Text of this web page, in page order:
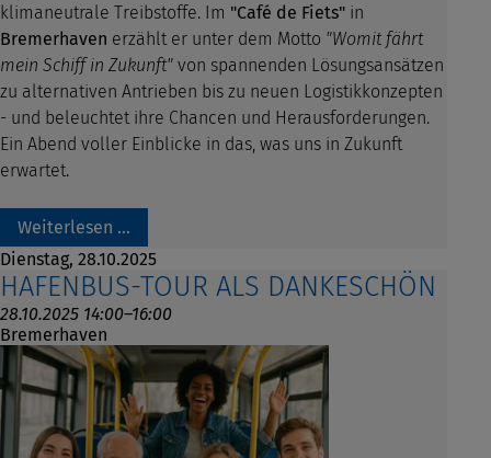
klimaneutrale Treibstoffe. Im "Café de Fiets" in
Bremerhaven erzählt er unter dem Motto "Womit fährt
mein Schiff in Zukunft" von spannenden Lösungsansätzen
zu alternativen Antrieben bis zu neuen Logistikkonzepten
- und beleuchtet ihre Chancen und Herausforderungen.
Ein Abend voller Einblicke in das, was uns in Zukunft
erwartet.
Weiterlesen …
Dienstag, 28.10.2025
HAFENBUS-TOUR ALS DANKESCHÖN
28.10.2025 14:00–16:00
Bremerhaven